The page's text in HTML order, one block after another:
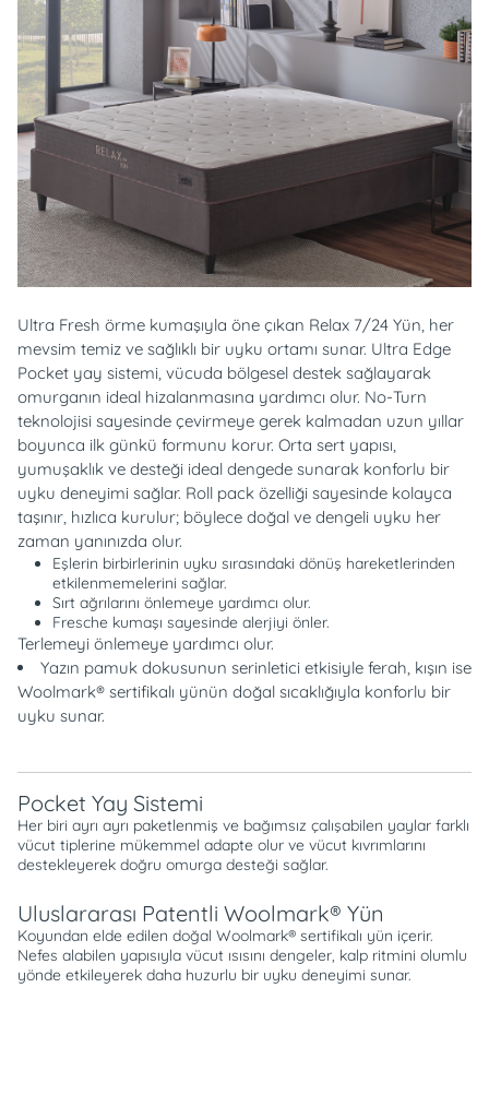
Ultra Fresh örme kumaşıyla öne çıkan Relax 7/24 Yün, her
mevsim temiz ve sağlıklı bir uyku ortamı sunar. Ultra Edge
Pocket yay sistemi, vücuda bölgesel destek sağlayarak
omurganın ideal hizalanmasına yardımcı olur. No-Turn
teknolojisi sayesinde çevirmeye gerek kalmadan uzun yıllar
boyunca ilk günkü formunu korur. Orta sert yapısı,
yumuşaklık ve desteği ideal dengede sunarak konforlu bir
uyku deneyimi sağlar. Roll pack özelliği sayesinde kolayca
taşınır, hızlıca kurulur; böylece doğal ve dengeli uyku her
zaman yanınızda olur.
Eşlerin birbirlerinin uyku sırasındaki dönüş hareketlerinden
etkilenmemelerini sağlar.
Sırt ağrılarını önlemeye yardımcı olur.
Fresche kumaşı sayesinde alerjiyi önler.
Terlemeyi önlemeye yardımcı olur.
Yazın pamuk dokusunun serinletici etkisiyle ferah, kışın ise
Woolmark® sertifikalı yünün doğal sıcaklığıyla konforlu bir
uyku sunar.
Pocket Yay Sistemi
Her biri ayrı ayrı paketlenmiş ve bağımsız çalışabilen yaylar farklı
vücut tiplerine mükemmel adapte olur ve vücut kıvrımlarını
destekleyerek doğru omurga desteği sağlar.
Uluslararası Patentli Woolmark® Yün
Koyundan elde edilen doğal Woolmark® sertifikalı yün içerir.
Nefes alabilen yapısıyla vücut ısısını dengeler, kalp ritmini olumlu
yönde etkileyerek daha huzurlu bir uyku deneyimi sunar.